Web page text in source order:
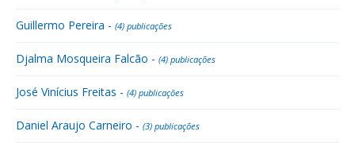
Guillermo Pereira - (4) publicações
Djalma Mosqueira Falcão - (4) publicações
José Vinícius Freitas - (4) publicações
Daniel Araujo Carneiro - (3) publicações